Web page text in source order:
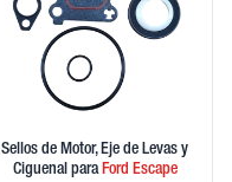
Sellos de Motor, Eje de Levas y
Ciguenal paraFord Escape